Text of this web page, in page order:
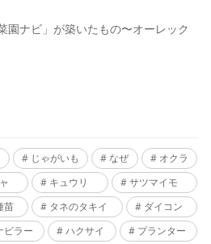
園ナビ」が築いたもの〜オーレック
じゃがいも なぜ
オクラ
キュウリ
サツマイモ
苗 タネのタキイ
ダイコン
ビラー ハクサイ
プランター